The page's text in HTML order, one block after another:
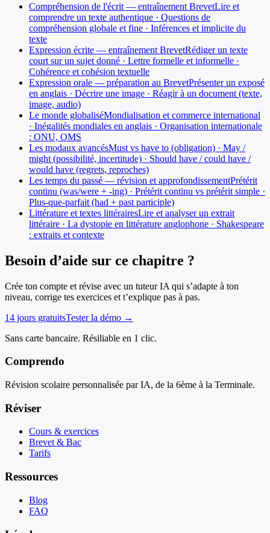
Compréhension de l'écrit — entraînement BrevetLire et
comprendre un texte authentique · Questions de
compréhension globale et fine · Inférences et implicite du
texte
Expression écrite — entraînement BrevetRédiger un texte
court sur un sujet donné · Lettre formelle et informelle ·
Cohérence et cohésion textuelle
Expression orale — préparation au BrevetPrésenter un exposé
en anglais · Décrire une image · Réagir à un document (texte,
image, audio)
Le monde globaliséMondialisation et commerce international
· Inégalités mondiales en anglais · Organisation internationale
: ONU, OMS
Les modaux avancésMust vs have to (obligation) · May /
might (possibilité, incertitude) · Should have / could have /
would have (regrets, reproches)
Les temps du passé — révision et approfondissementPrétérit
continu (was/were + -ing) · Prétérit continu vs prétérit simple ·
Plus-que-parfait (had + past participle)
Littérature et textes littérairesLire et analyser un extrait
littéraire · La dystopie en littérature anglophone · Shakespeare
: extraits et contexte
Besoin d’aide sur ce chapitre ?
Crée ton compte et révise avec un tuteur IA qui s’adapte à ton
niveau, corrige tes exercices et t’explique pas à pas.
14 jours gratuitsTester la démo →
Sans carte bancaire. Résiliable en 1 clic.
Comprendo
Révision scolaire personnalisée par IA, de la 6ème à la Terminale.
Réviser
Cours & exercices
Brevet & Bac
Tarifs
Ressources
Blog
FAQ